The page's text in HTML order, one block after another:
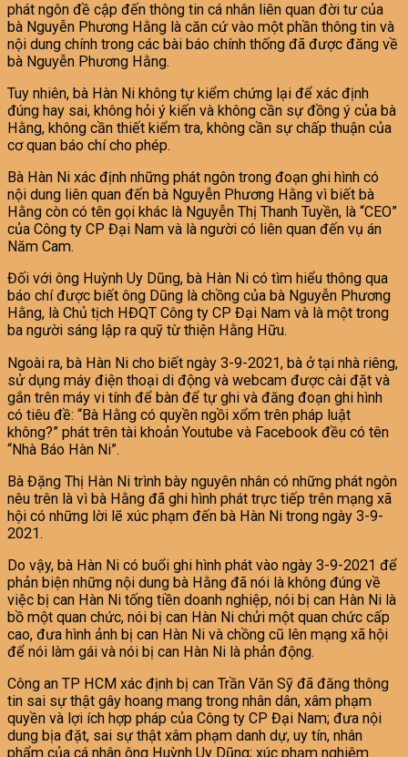
phát ngôn đề cập đến thông tin cá nhân liên quan đời tư của
bà Nguyễn Phương Hằng là căn cứ vào một phần thông tin và
nội dung chính trong các bài báo chính thống đã được đăng về
bà Nguyễn Phương Hằng.
Tuy nhiên, bà Hàn Ni không tự kiểm chứng lại để xác định
đúng hay sai, không hỏi ý kiến và không cần sự đồng ý của bà
Hằng, không cần thiết kiểm tra, không cần sự chấp thuận của
cơ quan báo chí cho phép.
Bà Hàn Ni xác định những phát ngôn trong đoạn ghi hình có
nội dung liên quan đến bà Nguyễn Phương Hằng vì biết bà
Hằng còn có tên gọi khác là Nguyễn Thị Thanh Tuyền, là “CEO”
của Công ty CP Đại Nam và là người có liên quan đến vụ án
Năm Cam.
Đối với ông Huỳnh Uy Dũng, bà Hàn Ni có tìm hiểu thông qua
báo chí được biết ông Dũng là chồng của bà Nguyễn Phương
Hằng, là Chủ tịch HĐQT Công ty CP Đại Nam và là một trong
ba người sáng lập ra quỹ từ thiện Hằng Hữu.
Ngoài ra, bà Hàn Ni cho biết ngày 3-9-2021, bà ở tại nhà riêng,
sử dụng máy điện thoại di động và webcam được cài đặt và
gắn trên máy vi tính để bàn để tự ghi và đăng đoạn ghi hình
có tiêu đề: “Bà Hằng có quyền ngồi xổm trên pháp luật
không?” phát trên tài khoản Youtube và Facebook đều có tên
“Nhà Báo Hàn Ni”.
Bà Đặng Thị Hàn Ni trình bày nguyên nhân có những phát ngôn
nêu trên là vì bà Hằng đã ghi hình phát trực tiếp trên mạng xã
hội có những lời lẽ xúc phạm đến bà Hàn Ni trong ngày 3-9-
2021.
Do vậy, bà Hàn Ni có buổi ghi hình phát vào ngày 3-9-2021 để
phản biện những nội dung bà Hằng đã nói là không đúng về
việc bị can Hàn Ni tống tiền doanh nghiệp, nói bị can Hàn Ni là
bồ một quan chức, nói bị can Hàn Ni chửi một quan chức cấp
cao, đưa hình ảnh bị can Hàn Ni và chồng cũ lên mạng xã hội
để nói làm gái và nói bị can Hàn Ni là phản động.
Công an TP HCM xác định bị can Trần Văn Sỹ đã đăng thông
tin sai sự thật gây hoang mang trong nhân dân, xâm phạm
quyền và lợi ích hợp pháp của Công ty CP Đại Nam; đưa nội
dung bịa đặt, sai sự thật xâm phạm danh dự, uy tín, nhân
phẩm của cá nhân ông Huỳnh Uy Dũng; xúc phạm nghiêm